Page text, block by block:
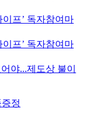
프’ 독자참여마
프’ 독자참여마
야...제도상 불이
정